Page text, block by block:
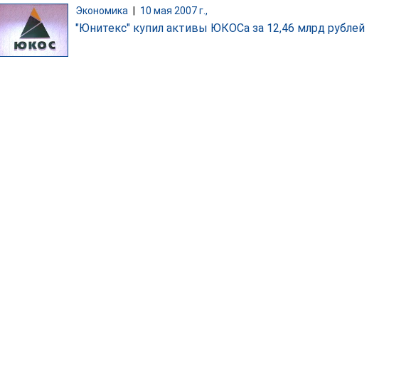
Экономика 10 мая 2007 г.,
"Юнитекс" купил активы ЮКОСа за 12,46 млрд рублей